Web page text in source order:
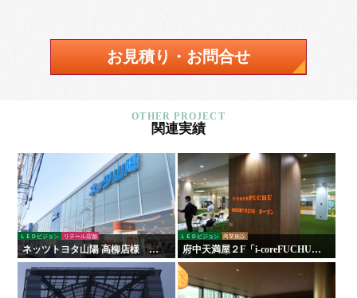
お見積り・お問合せ
関連実績
ＬＥＤビジョン リテール店舗
ネッツトヨタ山陽 高柳店様 看
板・サイン
ＬＥＤビジョン 商業施設
府中天満屋２F「i-coreFUCHU」
様 LED木目ウォール 他